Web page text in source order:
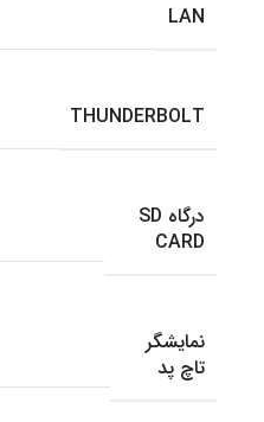
LAN
THUNDERBOLT
درگاه SD
CARD
نمایشگر
تاچ پد